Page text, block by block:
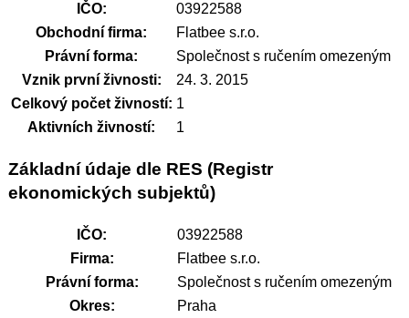
IČO:
03922588
Obchodní firma:
Flatbee s.r.o.
Právní forma:
Společnost s ručením omezeným
Vznik první živnosti:
24. 3. 2015
Celkový počet živností: 1
Aktivních živností:
1
Základní údaje dle RES (Registr
ekonomických subjektů)
IČO:
03922588
Firma:
Flatbee s.r.o.
Právní forma:
Společnost s ručením omezeným
Okres:
Praha